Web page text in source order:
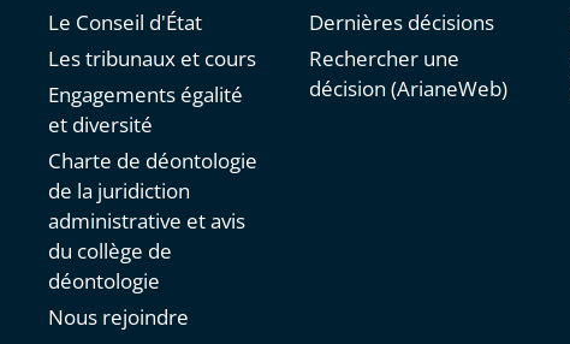
Le Conseil d'État
Les tribunaux et cours
Engagements égalité
et diversité
Charte de déontologie
de la juridiction
administrative et avis
du collège de
déontologie
Nous rejoindre
Dernières décisions
Rechercher une
décision (ArianeWeb)